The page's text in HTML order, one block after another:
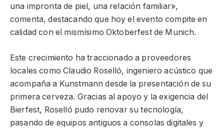
una impronta de piel, una relación familiar»,
comenta, destacando que hoy el evento compite en
calidad con el mismísimo Oktoberfest de Munich.
Este crecimiento ha traccionado a proveedores
locales como Claudio Roselló, ingeniero acústico que
acompaña a Kunstmann desde la presentación de su
primera cerveza. Gracias al apoyo y la exigencia del
Bierfest, Roselló pudo renovar su tecnología,
pasando de equipos antiguos a consolas digitales y